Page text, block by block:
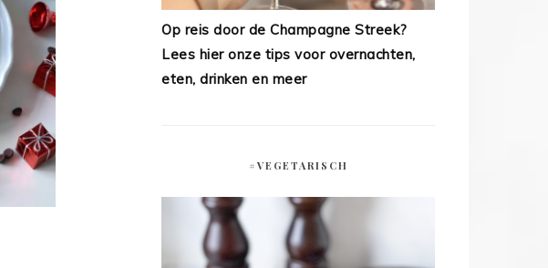
Op reis door de Champagne Streek?
Lees hier onze tips voor overnachten,
eten, drinken en meer
#VEGETARISCH